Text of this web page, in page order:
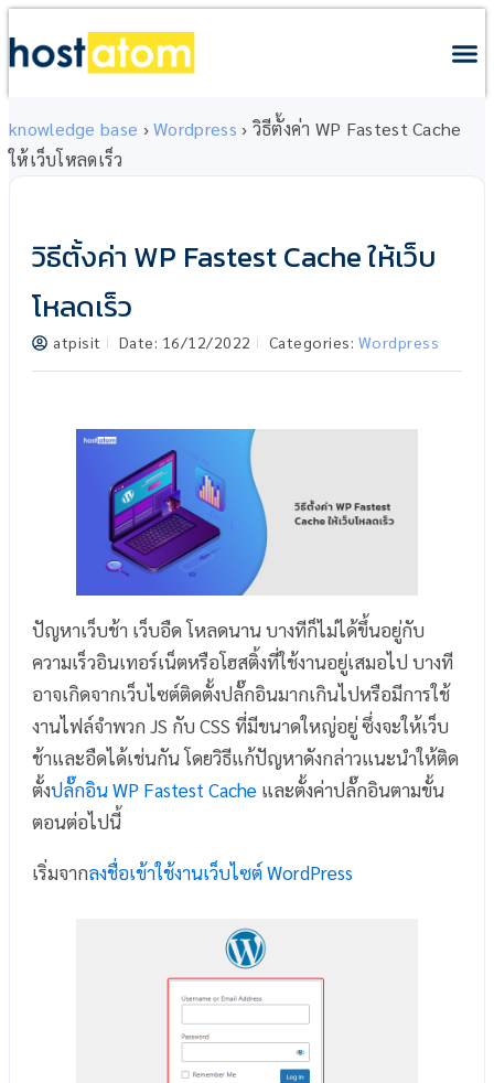
knowledge base › Wordpress › วิธีตั้งค่า WP Fastest Cache
ให้เว็บโหลดเร็ว
วิธีตั้งค่า WP Fastest Cache ให้เว็บ
โหลดเร็ว
atpisit Date: 16/12/2022 Categories: Wordpress
ปัญหาเว็บช้า เว็บอืด โหลดนาน บางทีก็ไม่ได้ขึ้นอยู่กับ
ความเร็วอินเทอร์เน็ตหรือโฮสติ้งที่ใช้งานอยู่เสมอไป บางที
อาจเกิดจากเว็บไซต์ติดตั้งปลั๊กอินมากเกินไปหรือมีการใช้
งานไฟล์จำพวก JS กับ CSS ที่มีขนาดใหญ่อยู่ ซึ่งจะให้เว็บ
ช้าและอืดได้เช่นกัน โดยวิธีแก้ปัญหาดังกล่าวแนะนำให้ติด
ตั้งปลั๊กอิน WP Fastest Cache และตั้งค่าปลั๊กอินตามขั้น
ตอนต่อไปนี้
เริ่มจากลงชื่อเข้าใช้งานเว็บไซต์ WordPress